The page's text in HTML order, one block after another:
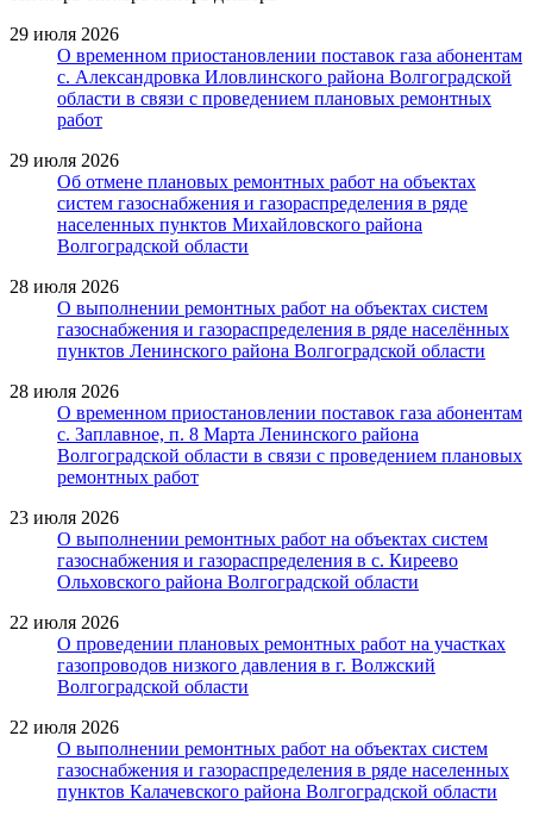
29 июля 2026
О временном приостановлении поставок газа абонентам
с. Александровка Иловлинского района Волгоградской
области в связи с проведением плановых ремонтных
работ
29 июля 2026
Об отмене плановых ремонтных работ на объектах
систем газоснабжения и газораспределения в ряде
населенных пунктов Михайловского района
Волгоградской области
28 июля 2026
О выполнении ремонтных работ на объектах систем
газоснабжения и газораспределения в ряде населённых
пунктов Ленинского района Волгоградской области
28 июля 2026
О временном приостановлении поставок газа абонентам
с. Заплавное, п. 8 Марта Ленинского района
Волгоградской области в связи с проведением плановых
ремонтных работ
23 июля 2026
О выполнении ремонтных работ на объектах систем
газоснабжения и газораспределения в с. Киреево
Ольховского района Волгоградской области
22 июля 2026
О проведении плановых ремонтных работ на участках
газопроводов низкого давления в г. Волжский
Волгоградской области
22 июля 2026
О выполнении ремонтных работ на объектах систем
газоснабжения и газораспределения в ряде населенных
пунктов Калачевского района Волгоградской области